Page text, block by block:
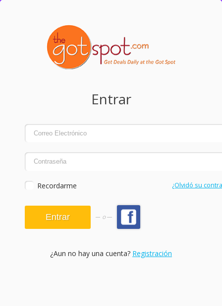
Entrar
Recordarme ¿Olvidó su
o
¿Aun no hay una cuenta? Registración